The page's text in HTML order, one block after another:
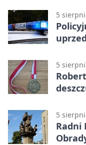
5
5
5
Radni